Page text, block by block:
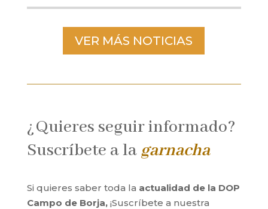
VER MÁS NOTICIAS
¿Quieres seguir informado?
Suscríbete a la garnacha
Si quieres saber toda la actualidad de la DOP
Campo de Borja,¡Suscríbete a nuestra